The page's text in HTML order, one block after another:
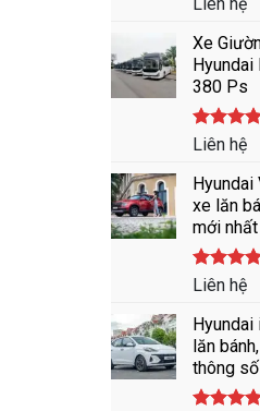
5.00
5 sao
Xe
380 Ps
Được xếp
5.00
5 sao
Liên hệ
Hyundai
xe lăn
mới nhất
Được xếp
5.00
5 sao
Liên hệ
Hyundai
lăn
thông